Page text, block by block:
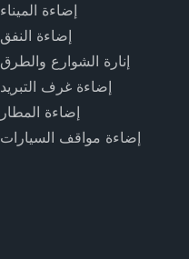
إضاءة الميناء
إضاءة النفق
إنارة الشوارع والطرق
إضاءة غرف التبريد
إضاءة المطار
إضاءة مواقف السيارات